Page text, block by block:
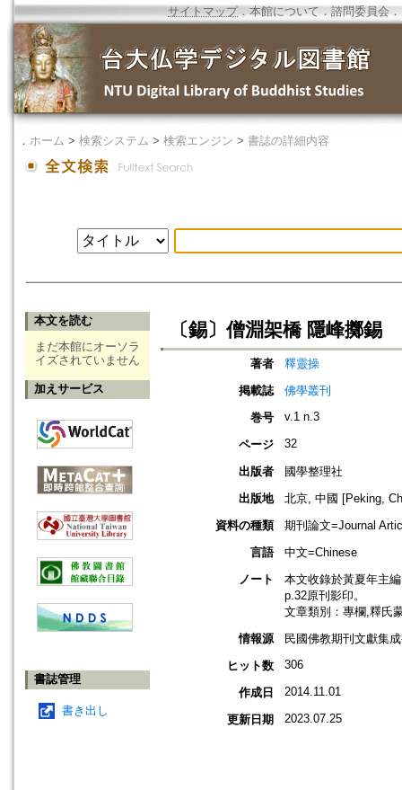
サイトマップ．本館について ． 諮問委員会 ．
． ホーム > 検索システム > 検索エンジン > 書誌の詳細内容
本文を読む
まだ本館にオーソラ
イズされていません
加えサービス
書誌管理
書き出し
〔錫〕僧淵架橋 隱峰擲錫
著者
釋靈操
掲載誌
佛學叢刊
巻号
v.1 n.3
ページ 32
出版者
國學整理社
出版地
北京, 中國 [Peking,
資料の種類
期刊論文=Journal
言語
中文=Chinese
ノート
本文收錄於黃夏年主
p.32原刊影印。
文章類別：專欄,釋氏
情報源
民國佛教期刊文獻集
ヒット数
306
作成日 2014.11.01
更新日期 2023.07.25